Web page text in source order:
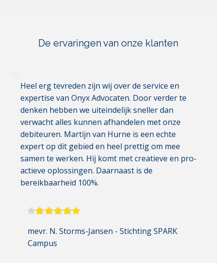
De ervaringen van onze klanten
Heel erg tevreden zijn wij over de service en
expertise van Onyx Advocaten. Door verder te
denken hebben we uiteindelijk sneller dan
verwacht alles kunnen afhandelen met onze
debiteuren. Martijn van Hurne is een echte
expert op dit gebied en heel prettig om mee
samen te werken. Hij komt met creatieve en pro-
actieve oplossingen. Daarnaast is de
bereikbaarheid 100%.
mevr. N. Storms-Jansen - Stichting SPARK
Campus